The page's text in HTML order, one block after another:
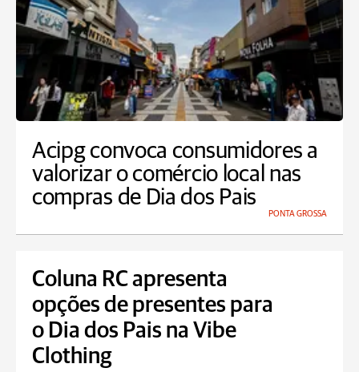
Acipg convoca consumidores a
valorizar o comércio local nas
compras de Dia dos Pais
PONTA GROSSA
Coluna RC apresenta
opções de presentes para
o Dia dos Pais na Vibe
Clothing